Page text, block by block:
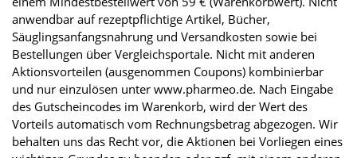
anwendbar auf rezeptpflichtige Artikel, Bücher,
Säuglingsanfangsnahrung und Versandkosten sowie bei
Bestellungen über Vergleichsportale. Nicht mit anderen
Aktionsvorteilen (ausgenommen Coupons) kombinierbar
und nur einzulösen unter www.pharmeo.de. Nach Eingabe
des Gutscheincodes im Warenkorb, wird der Wert des
Vorteils automatisch vom Rechnungsbetrag abgezogen. Wir
behalten uns das Recht vor, die Aktionen bei Vorliegen eines